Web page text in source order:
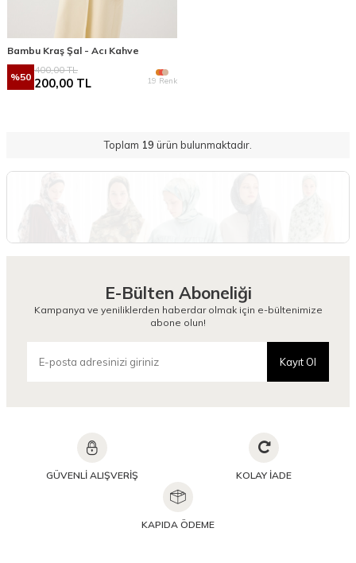
Bambu Kraş Şal - Acı Kahve
%50
400,00TL
200,00 TL 19 Renk
Toplam 19 ürün bulunmaktadır.
E-Bülten Aboneliği
Kampanya ve yeniliklerden haberdar olmak için e-bültenimize
abone olun!
Kayıt Ol
GÜVENLİ ALIŞVERİŞ KOLAY İADE
KAPIDA ÖDEME